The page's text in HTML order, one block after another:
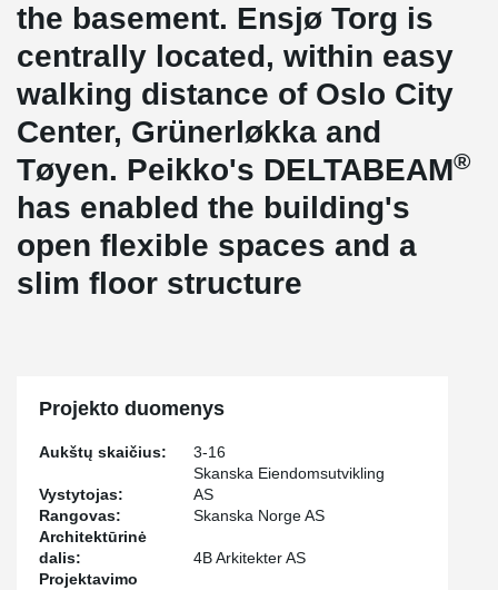
the basement. Ensjø Torg is
centrally located, within easy
walking distance of Oslo City
Center, Grünerløkka and
Tøyen. Peikko's DELTABEAM®
has enabled the building's
open flexible spaces and a
slim floor structure
Projekto duomenys
Aukštų skaičius: 3-16
Vystytojas:
Skanska Eiendomsutvikling
AS
Rangovas:
Skanska Norge AS
Architektūrinė
dalis:
4B Arkitekter AS
Projektavimo